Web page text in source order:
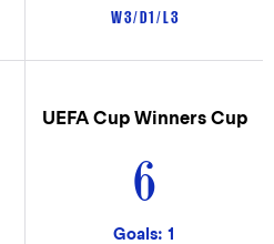
W 3 / D 1 / L 3
UEFA Cup Winners Cup
6
Goals: 1